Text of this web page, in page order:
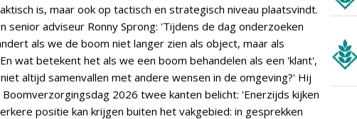
is, maar ook op tactisch en strategisch niveau plaatsvindt.
senior adviseur Ronny Sprong: 'Tijdens de dag onderzoeken
als we de boom niet langer zien als object, maar als
wat betekent het als we een boom behandelen als een 'klant',
altijd samenvallen met andere wensen in de omgeving?' Hij
2026 twee kanten belicht: 'Enerzijds kijken
positie kan krijgen buiten het vakgebied: in gesprekken